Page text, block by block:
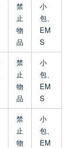
禁
止
物
品
小
包、
EM
S
禁
止
物
品
小
包、
EM
S
禁
止
物
小
包、
EM